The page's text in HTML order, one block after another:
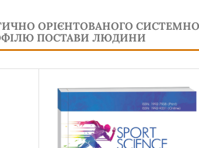
ОРІЄНТОВАНОГО
ПОСТАВИ ЛЮДИНИ